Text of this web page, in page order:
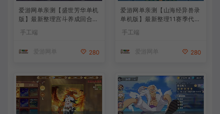
爱游网单亲测【盛世芳华单机
版】最新整理宫斗养成回合抽
一键端视频教学+linux手工外
手工端
爱游网单 280
爱游网单亲测【山海经异兽录
单机版】最新整理11赛季代金
模拟器手游 解压一键端 视频
手工端
爱游网单 280